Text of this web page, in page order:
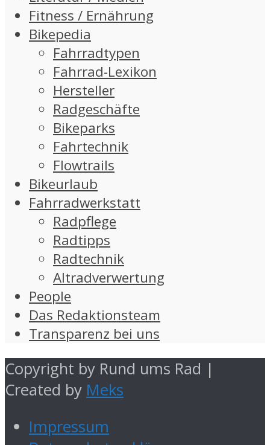
Fitness / Ernährung
Bikepedia
Fahrradtypen
Fahrrad-Lexikon
Hersteller
Radgeschäfte
Bikeparks
Fahrtechnik
Flowtrails
Bikeurlaub
Fahrradwerkstatt
Radpflege
Radtipps
Radtechnik
Altradverwertung
People
Das Redaktionsteam
Transparenz bei uns
Copyright by Rund ums Rad |
Created by Meks
Impressum